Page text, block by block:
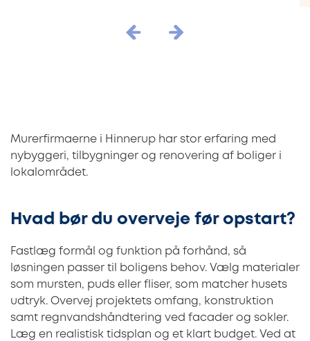
Murerfirmaerne i Hinnerup har stor erfaring med
nybyggeri, tilbygninger og renovering af boliger i
lokalområdet.
Hvad bør du overveje før opstart?
Fastlæg formål og funktion på forhånd, så
løsningen passer til boligens behov. Vælg materialer
som mursten, puds eller fliser, som matcher husets
udtryk. Overvej projektets omfang, konstruktion
samt regnvandshåndtering ved facader og sokler.
Læg en realistisk tidsplan og et klart budget. Ved at